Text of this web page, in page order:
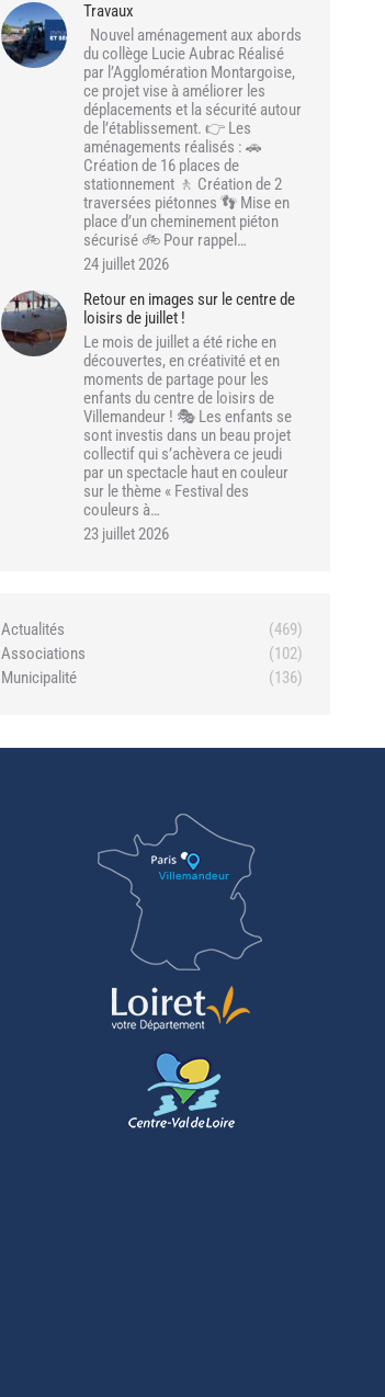
Travaux
Nouvel aménagement aux abords
du collège Lucie Aubrac Réalisé
par l’Agglomération Montargoise,
ce projet vise à améliorer les
déplacements et la sécurité autour
de l’établissement. 👉 Les
aménagements réalisés : 🚗
Création de 16 places de
stationnement 🚶 Création de 2
traversées piétonnes 👣 Mise en
place d’un cheminement piéton
sécurisé 🚲 Pour rappel…
24 juillet 2026
Retour en images sur le centre de
loisirs de juillet !
Le mois de juillet a été riche en
découvertes, en créativité et en
moments de partage pour les
enfants du centre de loisirs de
Villemandeur ! 🎭 Les enfants se
sont investis dans un beau projet
collectif qui s’achèvera ce jeudi
par un spectacle haut en couleur
sur le thème « Festival des
couleurs à…
23 juillet 2026
Actualités
(469)
Associations
(102)
Municipalité
(136)